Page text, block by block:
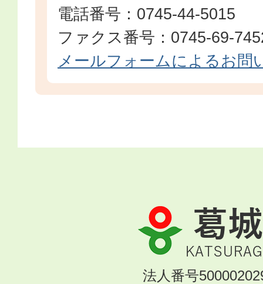
電話番号：0745-44-5015
ファクス番号：0745-69-
メールフォームによるお問
葛
城
市
KATSURAGI
法人番号